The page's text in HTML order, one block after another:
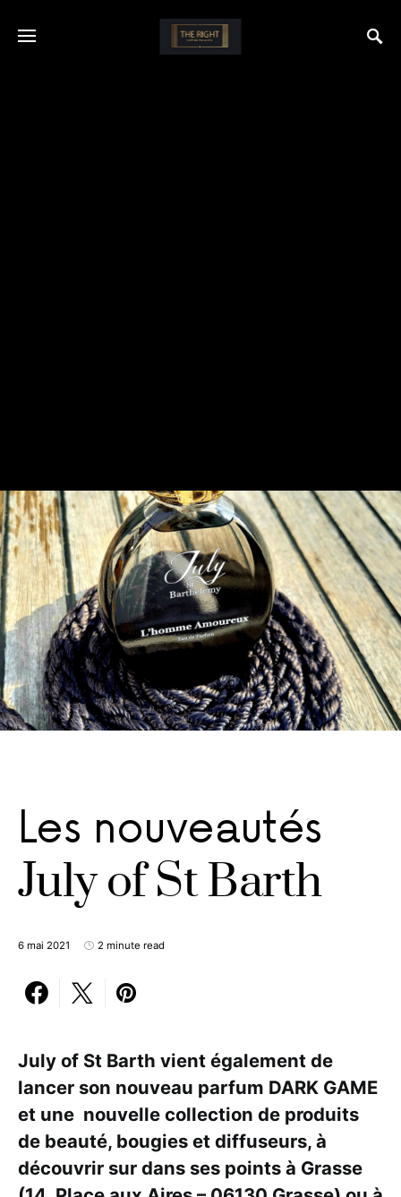
Les nouveautés
July of St Barth
6 mai 2021 2 minute read
July of St Barth vient également de
lancer son nouveau parfum DARK GAME
et une nouvelle collection de produits
de beauté, bougies et diffuseurs, à
découvrir sur dans ses points à Grasse